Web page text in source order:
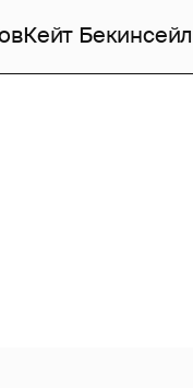
Кейт Бекинсейл